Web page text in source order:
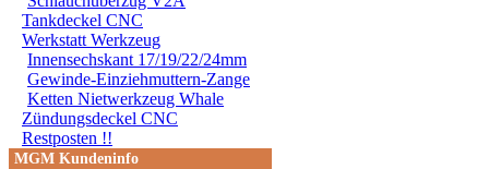
Tankdeckel CNC
Werkstatt Werkzeug
Innensechskant 17/19/22/24mm
Gewinde-Einziehmuttern-Zange
Ketten Nietwerkzeug Whale
Zündungsdeckel CNC
Restposten !!
MGM Kundeninfo